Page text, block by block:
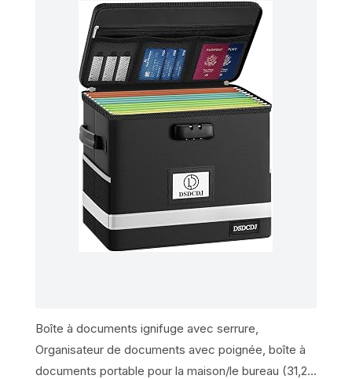
Boîte à documents ignifuge avec serrure,
Organisateur de documents avec poignée, boîte à
documents portable pour la maison/le bureau (31,2 x